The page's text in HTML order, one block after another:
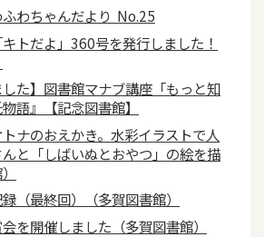
わちゃんだより No.25
トだよ」360号を発行しました！
した】図書館マナブ講座「もっと知
語』【記念図書館】
トナのおえかき。水彩イラストで人
と「しばいぬとおやつ」の絵を描
（最終回）（多賀図書館）
を開催しました（多賀図書館）